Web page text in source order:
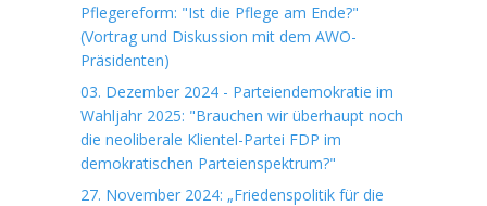
Pflegereform: "Ist die Pflege am Ende?"
(Vortrag und Diskussion mit dem AWO-
Präsidenten)
03. Dezember 2024 - Parteiendemokratie im
Wahljahr 2025: "Brauchen wir überhaupt noch
die neoliberale Klientel-Partei FDP im
demokratischen Parteienspektrum?"
27. November 2024: „Friedenspolitik für die